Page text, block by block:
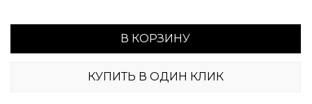
В КОРЗИНУ
КУПИТЬ В ОДИН КЛИК